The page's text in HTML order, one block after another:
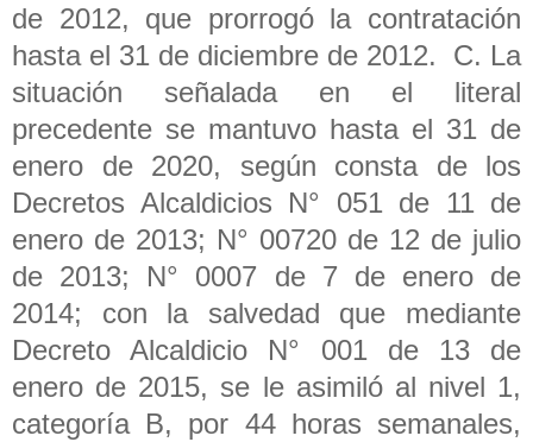
de 2012, que prorrogó la contratación
hasta el 31 de diciembre de 2012. C. La
situación señalada en el literal
precedente se mantuvo hasta el 31 de
enero de 2020, según consta de los
Decretos Alcaldicios N° 051 de 11 de
enero de 2013; N° 00720 de 12 de julio
de 2013; N° 0007 de 7 de enero de
2014; con la salvedad que mediante
Decreto Alcaldicio N° 001 de 13 de
enero de 2015, se le asimiló al nivel 1,
categoría B, por 44 horas semanales,